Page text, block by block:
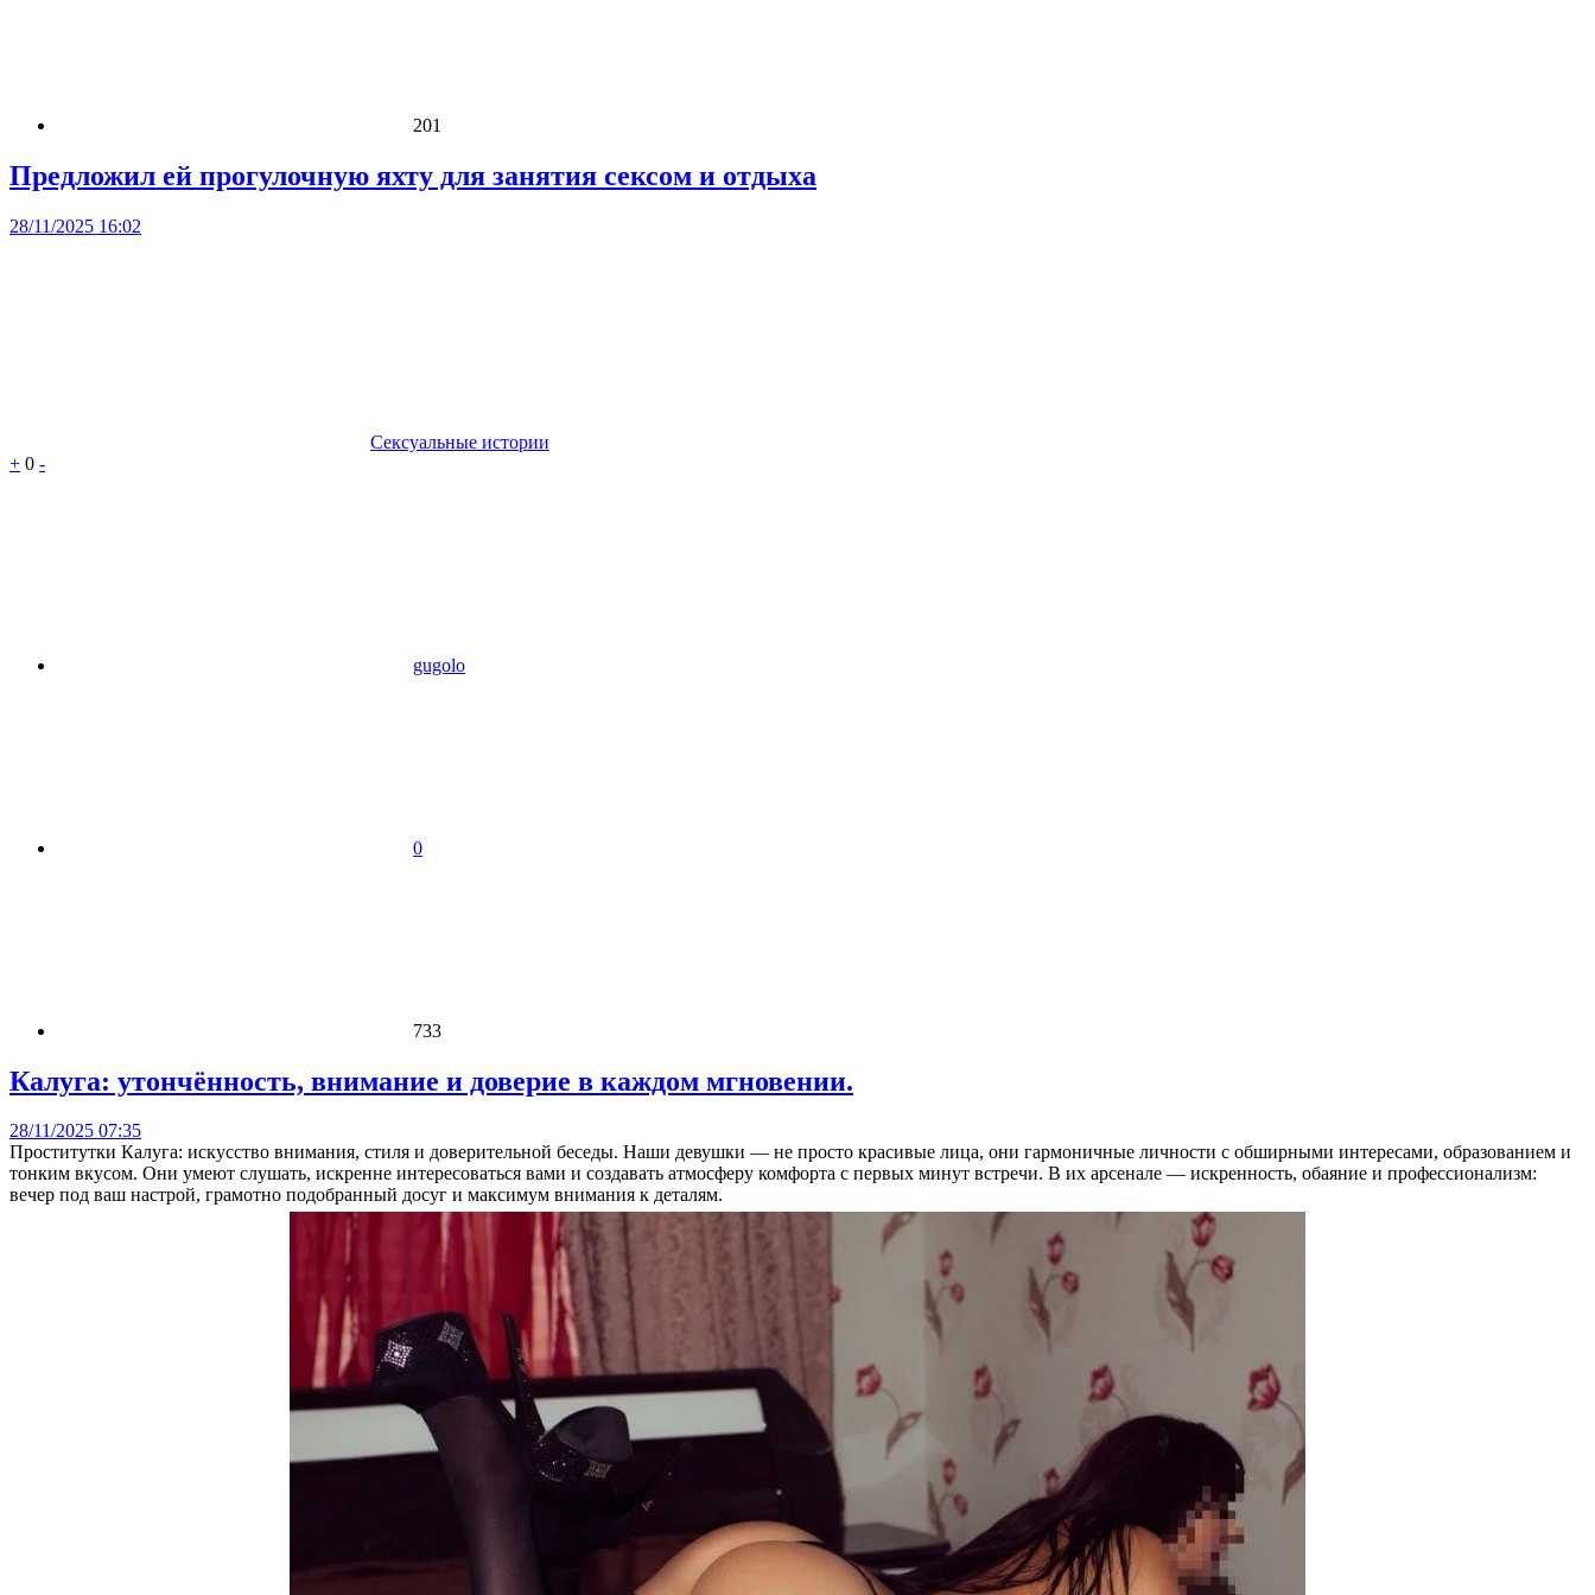
201
Предложил ей прогулочную яхту для занятия сексом и отдыха
28/11/2025 16:02
Сексуальные истории
+ 0 -
gugolo
0
733
Калуга: утончённость, внимание и доверие в каждом мгновении.
28/11/2025 07:35
Проститутки Калуга: искусство внимания, стиля и доверительной беседы. Наши девушки — не просто красивые лица, они гармоничные личности с обширными интересами, образованием и
тонким вкусом. Они умеют слушать, искренне интересоваться вами и создавать атмосферу комфорта с первых минут встречи. В их арсенале — искренность, обаяние и профессионализм:
вечер под ваш настрой, грамотно подобранный досуг и максимум внимания к деталям.